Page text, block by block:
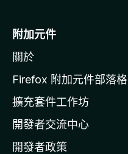
o
i
l
a
官
網
附加元件
關於
Firefox 附加元件部落格
擴充套件工作坊
開發者交流中心
開發者政策